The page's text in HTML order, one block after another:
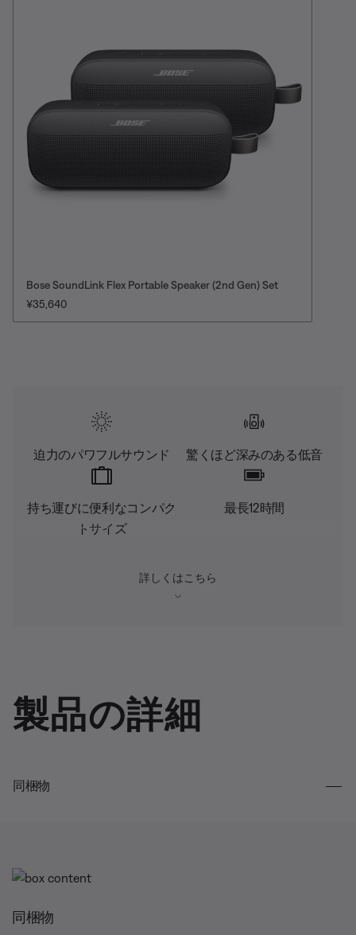
Bose SoundLink Flex Portable Speaker (2nd Gen) Set
価格:
¥35,640
迫力のパワフルサウンド 驚くほど深みのある低音
持ち運びに便利なコンパク
トサイズ
最長12時間
詳しくはこちら
製品の詳細
同梱物
同梱物